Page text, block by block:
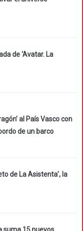
de ‘Avatar. La
al País Vasco con
de un barco
de La Asistenta’, la
suma 15 nuevos